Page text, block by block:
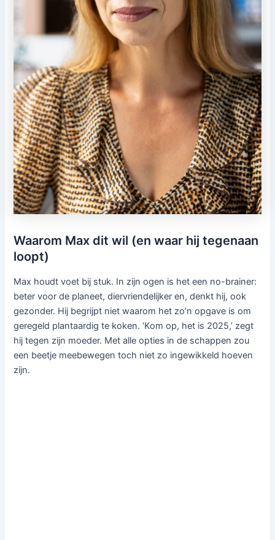
Waarom Max dit wil (en waar hij tegenaan
loopt)
Max houdt voet bij stuk. In zijn ogen is het een no-brainer:
beter voor de planeet, diervriendelijker en, denkt hij, ook
gezonder. Hij begrijpt niet waarom het zo’n opgave is om
geregeld plantaardig te koken. ‘Kom op, het is 2025,’ zegt
hij tegen zijn moeder. Met alle opties in de schappen zou
een beetje meebewegen toch niet zo ingewikkeld hoeven
zijn.